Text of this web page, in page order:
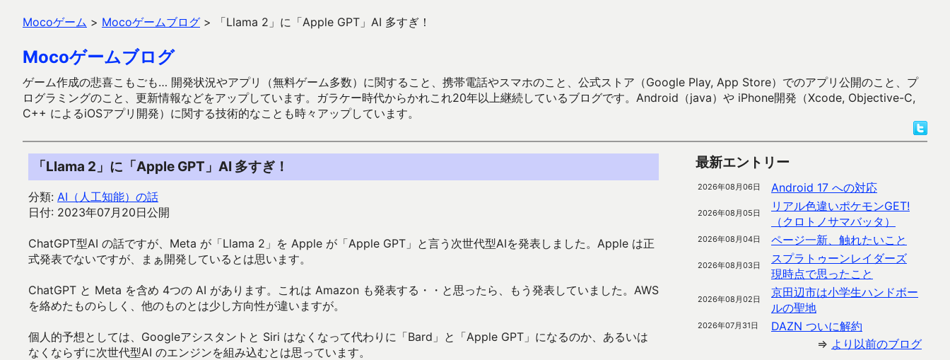
Mocoゲーム > Mocoゲームブログ > 「Llama 2」に「Apple GPT」AI 多すぎ！
Mocoゲームブログ
ゲーム作成の悲喜こもごも… 開発状況やアプリ（無料ゲーム多数）に関すること、携帯電話やスマホのこと、公式ストア（Google Play, App Store）でのアプリ公開のこと、プ
ログラミングのこと、更新情報などをアップしています。ガラケー時代からかれこれ20年以上継続しているブログです。Android（java）や iPhone開発（Xcode, Objective-C,
C++ によるiOSアプリ開発）に関する技術的なことも時々アップしています。
「Llama 2」に「Apple GPT」AI 多すぎ！
分類: AI（人工知能）の話
日付: 2023年07月20日公開
ChatGPT型AI の話ですが、Meta が「Llama 2」を Apple が「Apple GPT」と言う次世代型AIを発表しました。Apple は正
式発表でないですが、まぁ開発しているとは思います。
ChatGPT と Meta を含め 4つの AI があります。これは Amazon も発表する・・と思ったら、もう発表していました。AWS
を絡めたものらしく、他のものとは少し方向性が違いますが。
個人的予想としては、Googleアシスタントと Siri はなくなって代わりに「Bard」と「Apple GPT」になるのか、あるいは
なくならずに次世代型AI のエンジンを組み込むとは思っています。
最新エントリー
2026年08月06日 Android 17 への対応
2026年08月05日
リアル色違いポケモンGET!
（クロトノサマバッタ）
2026年08月04日 ページ一新、触れたいこと
2026年08月03日
スプラトゥーンレイダーズ
現時点で思ったこと
2026年08月02日
京田辺市は小学生ハンドボー
ルの聖地
2026年07月31日
DAZN ついに解約
⇒ より以前のブログ